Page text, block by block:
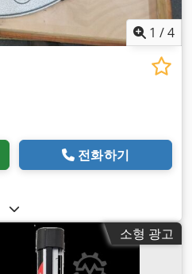
1 /4
전화하기
소형 광고